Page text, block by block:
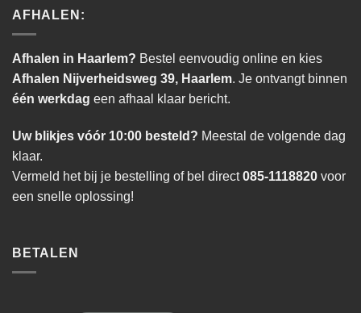
AFHALEN:
Afhalen in Haarlem? Bestel eenvoudig online en kies
Afhalen Nijverheidsweg 39, Haarlem. Je ontvangt binnen
één werkdag een afhaal klaar bericht.
Uw blikjes vóór 10:00 besteld? Meestal de volgende dag
klaar.
Vermeld het bij je bestelling of bel direct085-1118820 voor
een snelle oplossing!
BETALEN